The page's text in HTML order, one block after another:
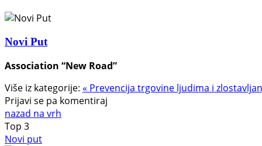
Novi Put
Association “New Road”
Više iz kategorije: « Prevencija trgovine ljudima i
Prijavi se pa komentiraj
nazad na vrh
Top 3
Novi put